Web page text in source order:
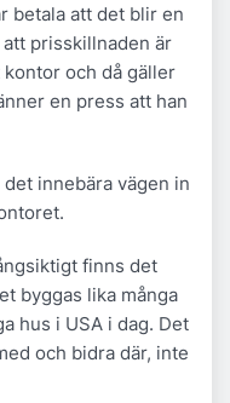
betala att det blir en
prisskillnaden är
och då gäller
en press att han
innebära vägen in
finns det
byggas lika många
hus i USA i dag. Det
och bidra där, inte